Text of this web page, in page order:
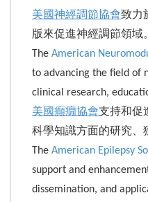
美國神經調節協會致力
版來促進神經調節領域。
The American
to advancing the field of
clinical research,
美國癲癇協會支持和促
科學知識方面的研究、
The American Epilepsy
support and
dissemination, and